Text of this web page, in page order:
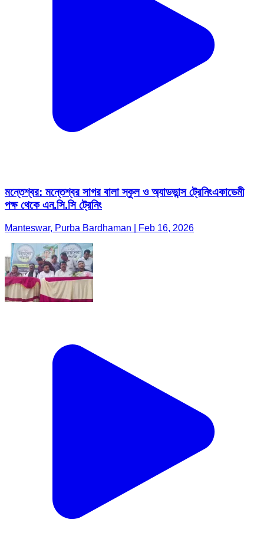
মন্তেশ্বর: মন্তেশ্বর সাগর বালা স্কুল ও অ্যাডভান্স ট্রেনিংএকাডেমী
পক্ষ থেকে এন.সি.সি ট্রেনিং
Manteswar, Purba Bardhaman | Feb 16, 2026